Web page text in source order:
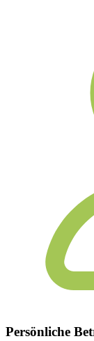
Persönliche